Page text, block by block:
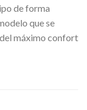
de forma
que se
máximo confort